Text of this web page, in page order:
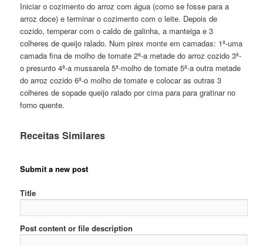
Iniciar o cozimento do arroz com água (como se fosse para a
arroz doce) e terminar o cozimento com o leite. Depois de
cozido, temperar com o caldo de galinha, a manteiga e 3
colheres de queijo ralado. Num pirex monte em camadas: 1ª-uma
camada fina de molho de tomate 2ª-a metade do arroz cozido 3ª-
o presunto 4ª-a mussarela 5ª-molho de tomate 5ª-a outra metade
do arroz cozido 6ª-o molho de tomate e colocar as outras 3
colheres de sopade queijo ralado por cima para para gratinar no
forno quente.
Receitas Similares
Submit a new post
Title
Post content or file description